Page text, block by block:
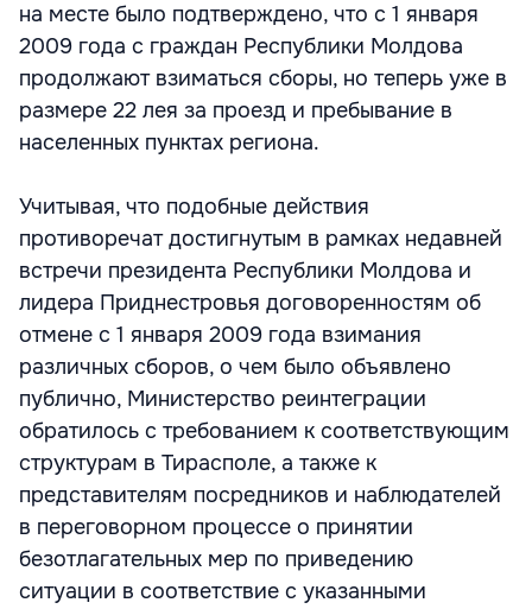
на месте было подтверждено, что с 1 января
2009 года с граждан Республики Молдова
продолжают взиматься сборы, но теперь уже в
размере 22 лея за проезд и пребывание в
населенных пунктах региона.
Учитывая, что подобные действия
противоречат достигнутым в рамках недавней
встречи президента Республики Молдова и
лидера Приднестровья договоренностям об
отмене с 1 января 2009 года взимания
различных сборов, о чем было объявлено
публично, Министерство реинтеграции
обратилось с требованием к соответствующим
структурам в Тирасполе, а также к
представителям посредников и наблюдателей
в переговорном процессе о принятии
безотлагательных мер по приведению
ситуации в соответствие с указанными